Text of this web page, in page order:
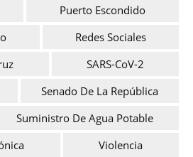
Puerto Escondido
Redes Sociales
SARS-CoV-2
Senado De La República
Suministro De Agua Potable
Violencia